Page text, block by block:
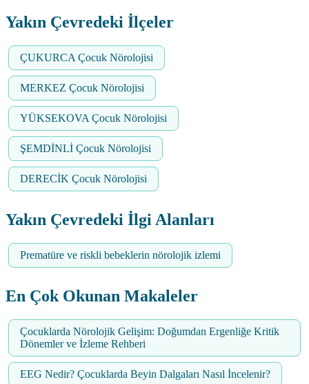
Yakın Çevredeki İlçeler
ÇUKURCA Çocuk Nörolojisi
MERKEZ Çocuk Nörolojisi
YÜKSEKOVA Çocuk Nörolojisi
ŞEMDİNLİ Çocuk Nörolojisi
DERECİK Çocuk Nörolojisi
Yakın Çevredeki İlgi Alanları
Prematüre ve riskli bebeklerin nörolojik izlemi
En Çok Okunan Makaleler
Çocuklarda Nörolojik Gelişim: Doğumdan Ergenliğe Kritik
Dönemler ve İzleme Rehberi
EEG Nedir? Çocuklarda Beyin Dalgaları Nasıl İncelenir?